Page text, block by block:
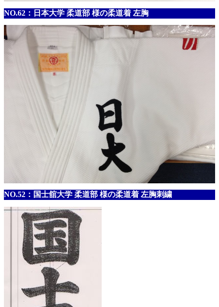
NO.62：日本大学 柔道部 様の柔道着 左胸
NO.52：国士舘大学 柔道部 様の柔道着 左胸刺繍